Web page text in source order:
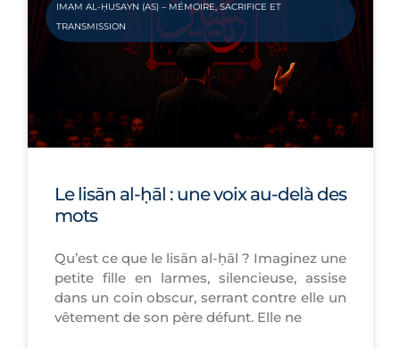
IMAM AL-ḤUSAYN (AS) – MÉMOIRE, SACRIFICE ET
TRANSMISSION
Le lisān al-ḥāl : une voix au-delà des
mots
َQu’est ce que le lisān al-ḥāl ? Imaginez une
petite fille en larmes, silencieuse, assise
dans un coin obscur, serrant contre elle un
vêtement de son père défunt. Elle ne